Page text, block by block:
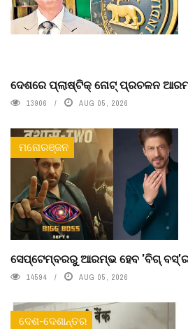
ଦେଶରେ ପ୍ଲାଷ୍ଟିକ୍ ନୋଟ୍‌ ପ୍ରଚଳନ
13906 AUG 05, 2026
ମନୋରଞ୍ଜନ
ସେପ୍ଟେମ୍ବରରୁ ଆରମ୍ଭ ହେବ 'ବିଗ୍
14594 AUG 05, 2026
ଦେଶ-ଦେଶାନ୍ତର